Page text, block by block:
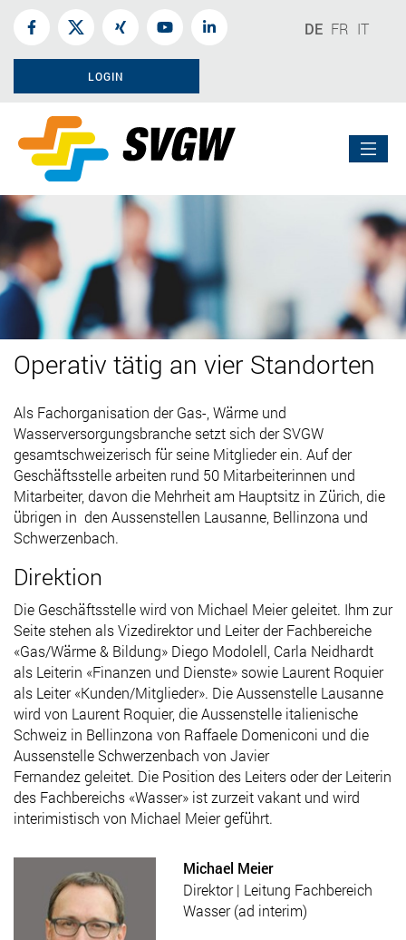
DE FR IT
LOGIN
Operativ tätig an vier Standorten
Als Fachorganisation der Gas- , Wärme und
Wasserversorgungsbranche setzt sich der SVGW
gesamtschweizerisch für seine Mitglieder ein. Auf der
Geschäftsstellearbeiten rund 50 Mitarbeiterinnen und
Mitarbeiter, davon die Mehrheitam Hauptsitz in Zürich , die
übrigen in den Aussenstellen Lausanne, Bellinzona und
Schwerzenbach.
Direktion
Die Geschäftsstelle wird von Michael Meier geleitet. Ihm zur
Seite stehen als Vizedirektor und Leiter der Fachbereiche
«Gas/Wärme & Bildung» Diego Modolell, Carla Neidhardt
als Leiterin «Finanzen und Dienste» sowie Laurent Roquier
als Leiter «Kunden/Mitglieder». Die Aussenstelle Lausanne
wird von Laurent Roquier, die Aussenstelle italienische
Schweiz in Bellinzona von Raffaele Domeniconi und die
Aussenstelle Schwerzenbach von Javier
Fernandez geleitet. Die Position des Leiters oder der Leiterin
des Fachbereichs «Wasser» ist zurzeit vakant und wird
interimistisch von Michael Meier geführt.
Michael Meier
Direktor| Leitung Fachbereich
Wasser (ad interim)